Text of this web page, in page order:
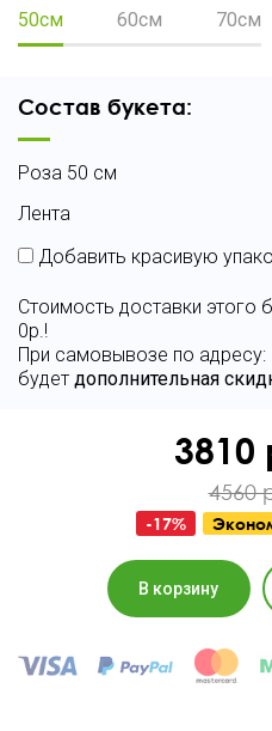
50см 60см 70см
Состав букета:
Роза 50 см
Лента
Добавить красивую
Стоимость доставки этого
0р.!
При самовывозе по
будет дополнительная
3810
4560
-17%
В корзину